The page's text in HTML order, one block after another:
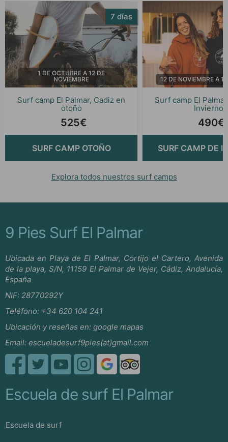
Surf camp El Palmar, Cadiz en
otoño
7 días
1 DE OCTUBRE A 12 DE
NOVIEMBRE
525€
SURF CAMP OTOÑO
Surf camp El
Invierno
12 DE NOVIEMBRE A 1
490€
SURF CAMP DE
Explora todos nuestros surf camps
Escuela de surf El Palmar
Escuela de surf
9 Pies Surf El Palmar
Ubicada en Playa de El Palmar, Cortijo el Cartero, Avenida
de la playa, S/N, 11159 El Palmar de Vejer, Cádiz, Andalucía,
España
NIF: 28770292Y
Teléfono: +34 620 104 241
Ubicación y reseñas en: google mapas
Email: escueladesurf9pies(at)gmail.com